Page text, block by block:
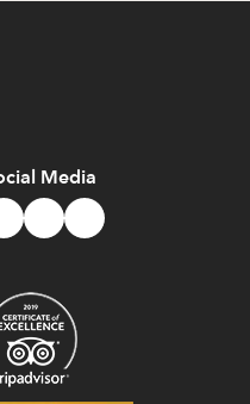
Media